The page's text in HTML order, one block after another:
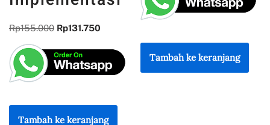
Tambah ke keranjang
Rp300.000 Rp255.000